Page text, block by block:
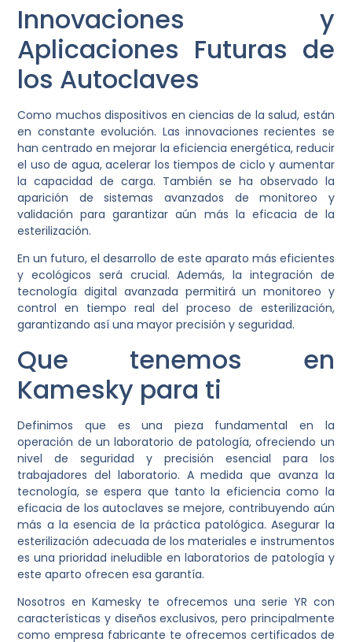
Innovaciones y
Aplicaciones Futuras de
los Autoclaves
Como muchos dispositivos en ciencias de la salud, están
en constante evolución. Las innovaciones recientes se
han centrado en mejorar la eficiencia energética, reducir
el uso de agua, acelerar los tiempos de ciclo y aumentar
la capacidad de carga. También se ha observado la
aparición de sistemas avanzados de monitoreo y
validación para garantizar aún más la eficacia de la
esterilización.
En un futuro, el desarrollo de este aparato más eficientes
y ecológicos será crucial. Además, la integración de
tecnología digital avanzada permitirá un monitoreo y
control en tiempo real del proceso de esterilización,
garantizando así una mayor precisión y seguridad.
Que tenemos en
Kamesky para ti
Definimos que es una pieza fundamental en la
operación de un laboratorio de patología, ofreciendo un
nivel de seguridad y precisión esencial para los
trabajadores del laboratorio. A medida que avanza la
tecnología, se espera que tanto la eficiencia como la
eficacia de los autoclaves se mejore, contribuyendo aún
más a la esencia de la práctica patológica. Asegurar la
esterilización adecuada de los materiales e instrumentos
es una prioridad ineludible en laboratorios de patología y
este aparto ofrecen esa garantía.
Nosotros en Kamesky te ofrecemos una serie YR con
características y diseños exclusivos, pero principalmente
como empresa fabricante te ofrecemos certificados de